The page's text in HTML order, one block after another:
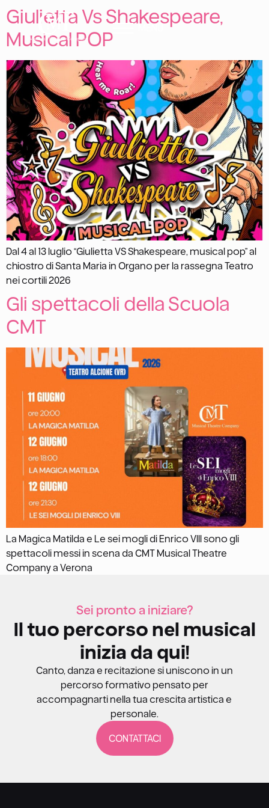
Giulietta Vs Shakespeare,
Musical POP
Dal 4 al 13 luglio “Giulietta VS Shakespeare, musical pop” al
chiostro di Santa Maria in Organo per la rassegna Teatro
nei cortili 2026
Gli spettacoli della Scuola
CMT
La Magica Matilda e Le sei mogli di Enrico VIII sono gli
spettacoli messi in scena da CMT Musical Theatre
Company a Verona
Sei pronto a iniziare?
Il tuo percorso nel musical
inizia da qui!
Canto, danza e recitazione si uniscono in un
percorso formativo pensato per
accompagnarti nella tua crescita artistica e
personale.
CONTATTACI